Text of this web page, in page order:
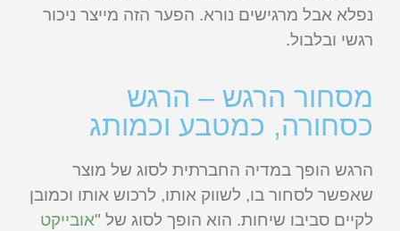
נפלא אבל מרגישים נורא. הפער הזה מייצר ניכור
רגשי ובלבול.
מסחור הרגש – הרגש
כסחורה, כמטבע וכמותג
הרגש הופך במדיה החברתית לסוג של מוצר
שאפשר לסחור בו, לשווק אותו, לרכוש אותו וכמובן
לקיים סביבו שיחות. הוא הופך לסוג של "אובייקט